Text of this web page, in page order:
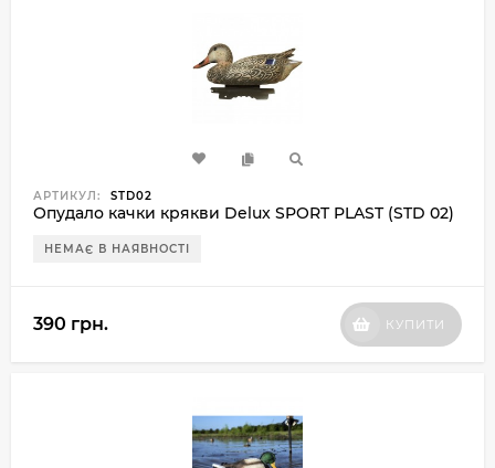
АРТИКУЛ: STD02
Опудало качки крякви Delux SPORT PLAST (STD 02)
НЕМАЄ В НАЯВНОСТІ
390 грн. КУПИТИ